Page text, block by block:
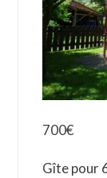
700€
Gîte pour